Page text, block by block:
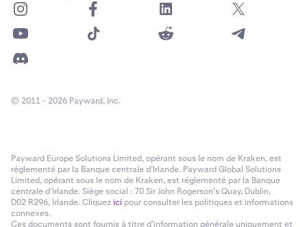
© 2011 - 2026 Payward, Inc.
Payward Europe Solutions Limited, opérant sous le nom de Kraken, est
réglementé par la Banque centrale d’Irlande. Payward Global Solutions
Limited, opérant sous le nom de Kraken, est réglementé par la Banque
centrale d’Irlande. Siège social : 70 Sir John Rogerson’s Quay, Dublin,
D02 R296, Irlande. Cliquezici pour consulter les politiques et informations
connexes.
Ces documents sont fournis à titre d’information générale uniquement et